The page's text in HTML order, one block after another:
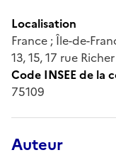
Localisation
France ; Île-de-
13, 15, 17 rue Richer
Code INSEE de la
75109
Auteur